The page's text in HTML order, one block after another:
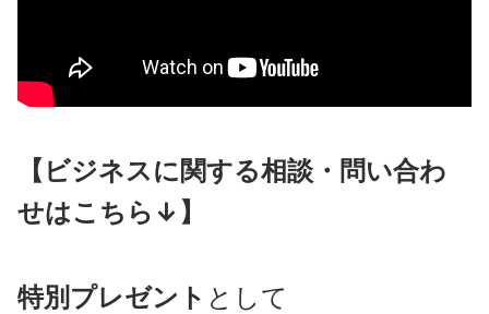
【ビジネスに関する相談・問い合わ
せはこちら↓】
特別プレゼント として